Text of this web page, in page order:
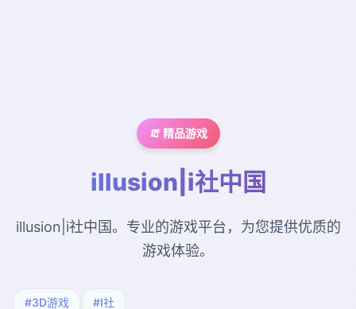
🧯 精品游戏
illusion|i社中国
illusion|i社中国。专业的游戏平台，为您提供优质的
游戏体验。
#3D游戏 #I社